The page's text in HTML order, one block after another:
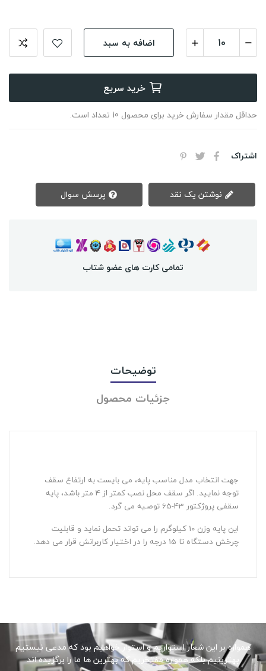
اضافه به سبد
خرید سریع
حداقل مقدار سفارش خرید برای محصول 10 تعداد است.
اشتراک
تمامی کارت های عضو شتاب
توضیحات
جزئیات محصول
جهت انتخاب مدل مناسب پایه، می بایست به ارتفاع سقف
توجه نمایید. اگر سقف محل نصب کمتر از 4 متر باشد، پایه
سقفی پروژکتور 43-65 توصیه می گرد.
این پایه وزن 10 کیلوگرم را می تواند تحمل نماید و قابلیت
چرخش دستگاه تا 15 درجه را در اختیار کاربرانش قرار می دهد.
همواره بر این شعار استواریم و استوار خواهیم بود که مدعی نیستیم
بهترینیم بلکه همواره مفتخریم که بهترین ها ما را برگزیده اند